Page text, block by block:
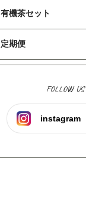
有機茶セット
定期便
FOLLOW US
instagram